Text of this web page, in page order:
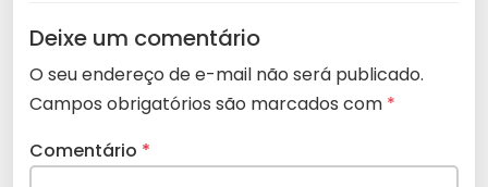
Deixe um comentário
O seu endereço de e-mail não será publicado.
Campos obrigatórios são marcados com *
Comentário *